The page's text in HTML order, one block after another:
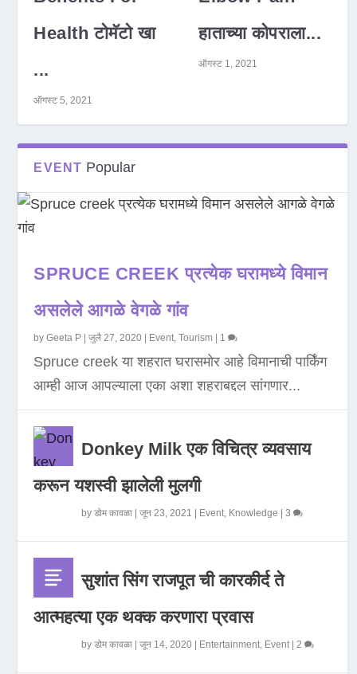
Health टोमॅटो खा
...
ऑगस्ट 5, 2021
हाताच्या कोपराला...
ऑगस्ट 1, 2021
EVENT Popular
SPRUCE CREEK प्रत्येक घरामध्ये विमान
असलेले आगळे वेगळे गांव
byGeeta P |जुलै 27, 2020 Event,Tourism 1
Spruce creek या शहरात घरासमोर आहे विमानाची पार्किंग
आम्ही आज आपल्याला एका अशा शहराबद्दल सांगणार...
Donkey Milk एक विचित्र व्यवसाय
करून यशस्वी झालेली मुलगी
byडोम कावळा |जून 23, 2021 Event, Knowledge |3
सुशांत सिंग राजपूत ची कारकीर्द ते
आत्महत्या एक थक्क करणारा प्रवास
byडोम कावळा |जून 14, 2020 Entertainment, Event|2